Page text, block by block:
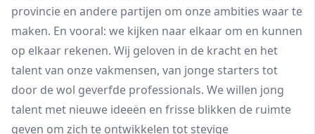
provincie en andere partijen om onze ambities waar te
maken. En vooral: we kijken naar elkaar om en kunnen
op elkaar rekenen. Wij geloven in de kracht en het
talent van onze vakmensen, van jonge starters tot
door de wol geverfde professionals. We willen jong
talent met nieuwe ideeën en frisse blikken de ruimte
geven om zich te ontwikkelen tot stevige